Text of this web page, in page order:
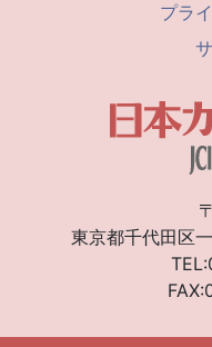
プラ
東京都千代田区